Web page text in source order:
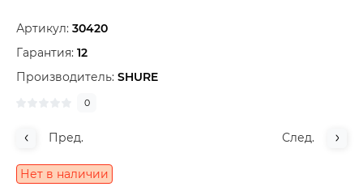
Артикул: 30420
Гарантия: 12
Производитель: SHURE
0
Пред. След.
Нет в наличии